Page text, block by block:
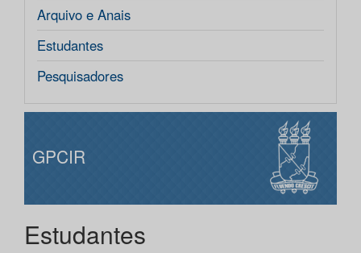
Arquivo e Anais
Estudantes
Pesquisadores
GPCIR
Estudantes